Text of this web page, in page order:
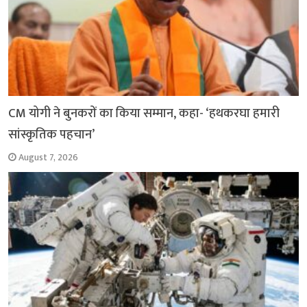
CM योगी ने बुनकरों का किया सम्मान, कहा- ‘हथकरघा हमारी
सांस्कृतिक पहचान’
August 7, 2026